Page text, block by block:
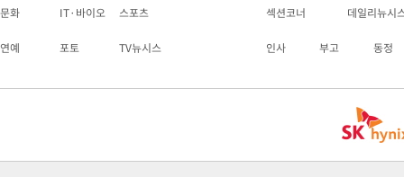
문화 IT·바이오 스포츠
연예 포토 TV뉴시스
섹션코너 데일리뉴시
인사 부고 동정